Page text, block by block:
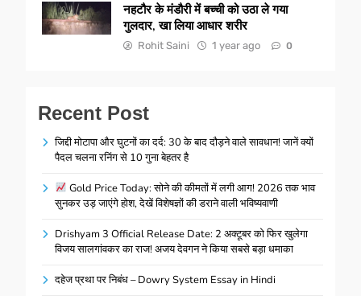
नहटौर के मंडौरी में बच्ची को उठा ले गया
गुलदार, खा लिया आधार शरीर
Rohit Saini 1 year ago 0
Recent Post
जिद्दी मोटापा और घुटनों का दर्द: 30 के बाद दौड़ने वाले सावधान! जानें क्यों
पैदल चलना रनिंग से 10 गुना बेहतर है
Gold Price Today: सोने की कीमतों में लगी आग! 2026 तक भाव
सुनकर उड़ जाएंगे होश, देखें विशेषज्ञों की डराने वाली भविष्यवाणी
Drishyam 3 Official Release Date: 2 अक्टूबर को फिर खुलेगा
विजय सालगांवकर का राज! अजय देवगन ने किया सबसे बड़ा धमाका
दहेज प्रथा पर निबंध – Dowry System Essay in Hindi